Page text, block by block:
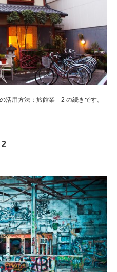
活用方法：旅館業 2 の続きです。